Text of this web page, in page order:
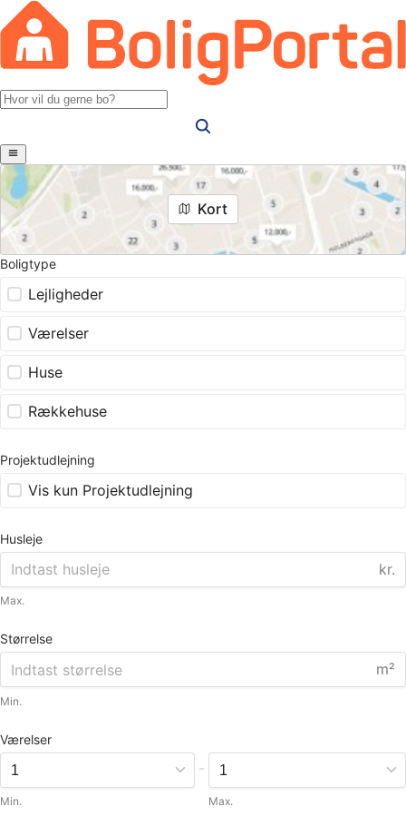
Kort
Boligtype
Lejligheder
Værelser
Huse
Rækkehuse
Projektudlejning
Vis kun Projektudlejning
Husleje
kr.
Max.
Størrelse
m²
Min.
Værelser
Min.
-
Max.